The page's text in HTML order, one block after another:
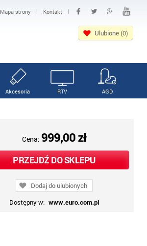
Mapa strony | Kontakt |
Ulubione (0)
Akcesoria RTV AGD
Cena: 999,00 zł
PRZEJDŹ DO SKLEPU
Dodaj do ulubionych
Dostępny w: www.euro.com.pl